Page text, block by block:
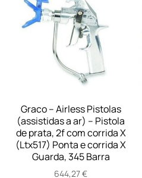
Graco – Airless Pistolas
(assistidas a ar) – Pistola
de prata, 2f com corrida X
(Ltx517) Ponta e corrida X
Guarda, 345 Barra
644,27€